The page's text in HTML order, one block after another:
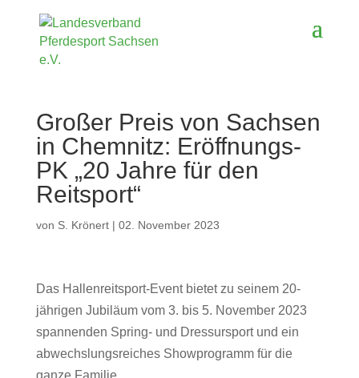
Großer Preis von Sachsen
in Chemnitz: Eröffnungs-
PK „20 Jahre für den
Reitsport“
von S. Krönert| 02. November 2023
Das Hallenreitsport-Event bietet zu seinem 20-
jährigen Jubiläum vom 3. bis 5. November 2023
spannenden Spring- und Dressursport und ein
abwechslungsreiches Showprogramm für die
ganze Familie.